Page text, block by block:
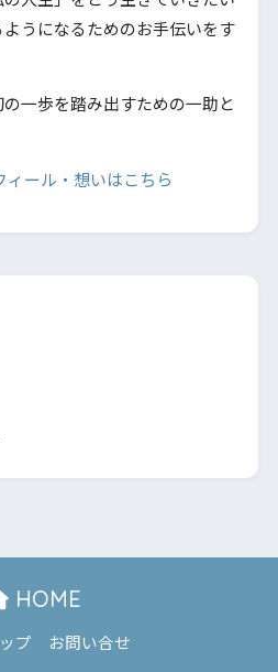
うになるためのお手伝いをす
一歩を踏み出すための一助と
ール・想いはこちら
HOME
プ お問い合せ